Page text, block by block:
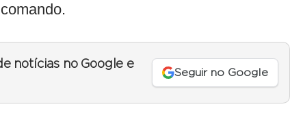
notícias no Google e
Seguir no Google